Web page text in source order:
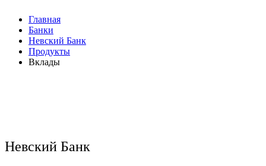
Главная
Банки
Невский Банк
Продукты
Вклады
Невский Банк